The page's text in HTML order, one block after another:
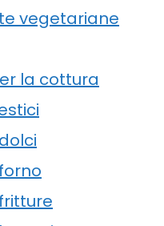
vegetariane
la cottura